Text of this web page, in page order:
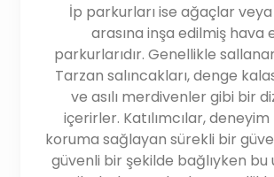
İp parkurları ise ağaçlar
arasına inşa edilmiş hava
parkurlarıdır. Genellikle
Tarzan salıncakları, denge
ve asılı merdivenler gibi bir
içerirler. Katılımcılar,
koruma sağlayan sürekli bir
güvenli bir şekilde bağlıyken bu